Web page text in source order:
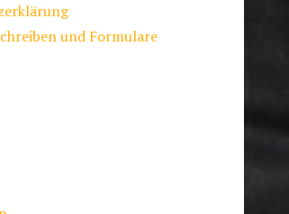
und Formulare